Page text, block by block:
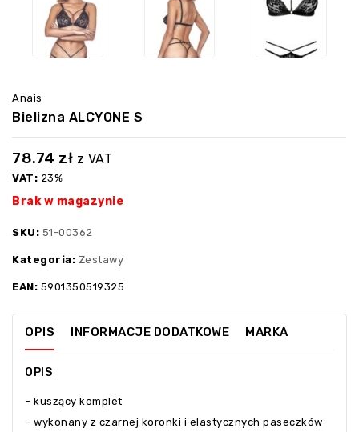
Anais
Bielizna ALCYONE S
78.74 zł z VAT
VAT: 23%
Brak w magazynie
SKU: 51-00362
Kategoria: Zestawy
EAN: 5901350519325
OPIS INFORMACJE DODATKOWE MARKA
OPIS
– kuszący komplet
– wykonany z czarnej koronki i elastycznych paseczków